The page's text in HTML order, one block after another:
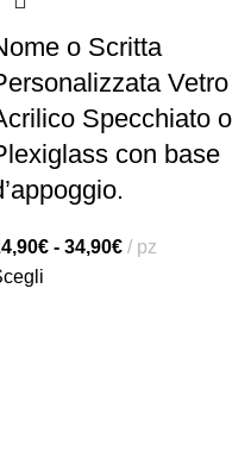
o Scritta
Vetro
Specchiato o
con base
€ - 34,90€
pz